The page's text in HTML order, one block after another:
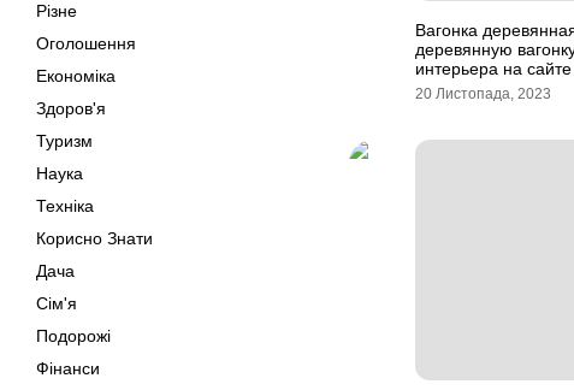
Різне
Оголошення
Економіка
Здоров'я
Туризм
Наука
Техніка
Корисно Знати
Дача
Сім'я
Подорожі
Фінанси
Вагонка
деревянную
интерьера на
20 Листопада, 2023